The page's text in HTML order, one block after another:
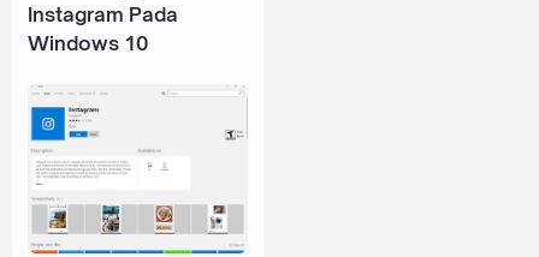
Instagram Pada
Windows 10